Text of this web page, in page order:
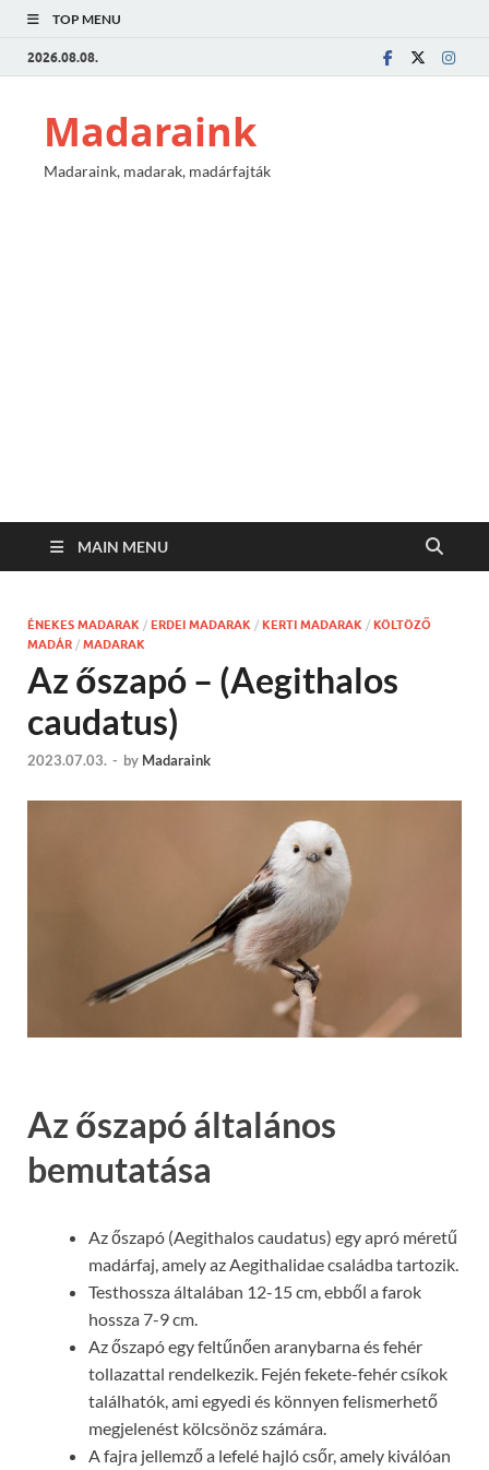
TOP MENU
2026.08.08.
Madaraink
Madaraink, madarak, madárfajták
MAIN MENU
ÉNEKES MADARAK / ERDEI MADARAK / KERTI MADARAK / KÖLTÖZŐ
MADÁR / MADARAK
Az őszapó – (Aegithalos
caudatus)
2023.07.03. - by Madaraink
Az őszapó általános
bemutatása
Az őszapó (Aegithalos caudatus) egy apró méretű
madárfaj, amely az Aegithalidae családba tartozik.
Testhossza általában 12-15 cm, ebből a farok
hossza 7-9 cm.
Az őszapó egy feltűnően aranybarna és fehér
tollazattal rendelkezik. Fején fekete-fehér csíkok
találhatók, ami egyedi és könnyen felismerhető
megjelenést kölcsönöz számára.
A fajra jellemző a lefelé hajló csőr, amely kiválóan